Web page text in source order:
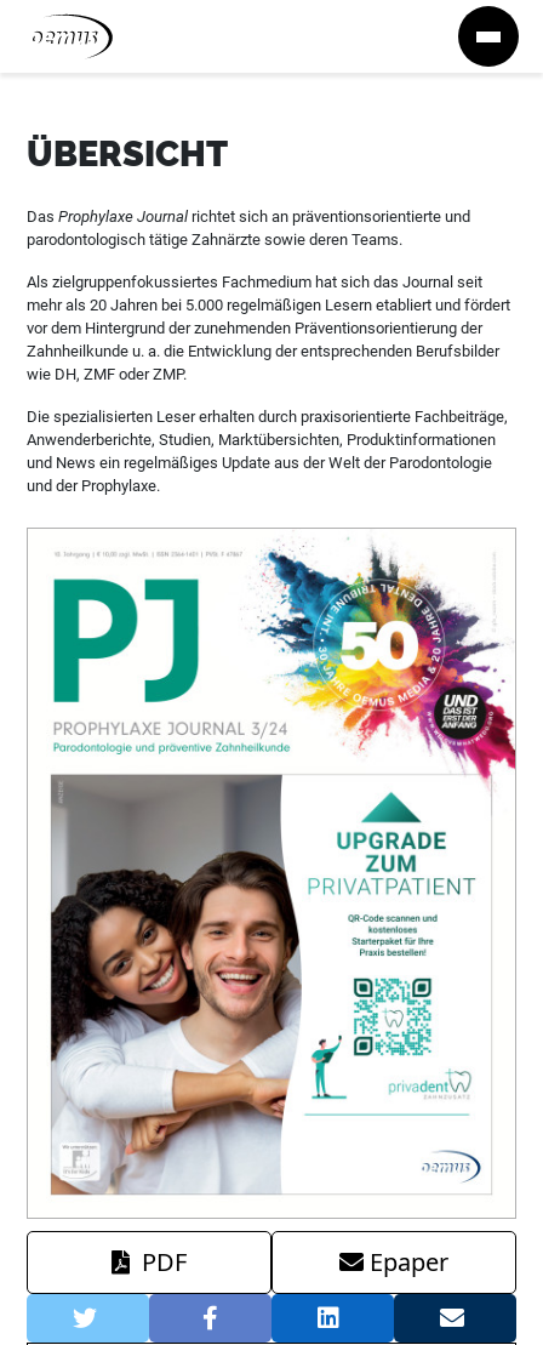
Zum Inhalt springen
ÜBERSICHT
DasProphylaxe Journal richtet sich an präventionsorientierte und
parodontologisch tätige Zahnärzte sowie deren Teams.
Als zielgruppenfokussiertes Fachmedium hat sich das Journal seit
mehr als 20 Jahren bei 5.000 regelmäßigen Lesern etabliert und fördert
vor dem Hintergrund der zunehmenden Präventionsorientierung der
Zahnheilkunde u. a. die Entwicklung der entsprechenden Berufsbilder
wie DH, ZMF oder ZMP.
Die spezialisierten Leser erhalten durch praxisorientierte Fachbeiträge,
Anwenderberichte, Studien, Marktübersichten, Produktinformationen
und News ein regelmäßiges Update aus der Welt der Parodontologie
und der Prophylaxe.
PDF Epaper